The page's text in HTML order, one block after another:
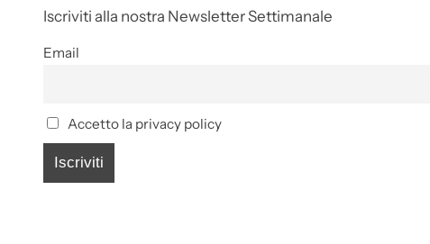
Iscriviti alla nostra Newsletter Settimanale
Email
Accetto la privacy policy